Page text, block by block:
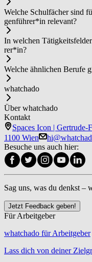
Welche Schulfächer sind
gen­füh­rer*in relevant?
In welchen
rer*in?
Welche ähnlichen Berufe
whatchado
Über whatchado
Kontakt
Spaces Icon |
1100 Wien
Besuche uns auch hier:
Sag uns, was du denkst –
Jetzt Feedback geben!
Für Arbeitgeber
whatchado für Arbeitgeber
Lass dich von deiner